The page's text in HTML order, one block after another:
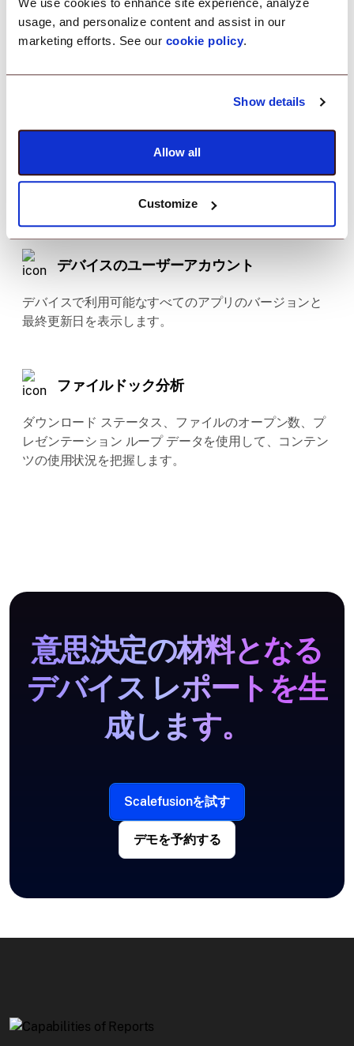
usage, and personalize content and assist in our
marketing efforts. See our cookie policy.
Show details
Allow all
Customize
デバイスの電源オン/オフ
管理対象デバイスおよびグループのデバイス電源オン/
す。
OneIdP アクティビティ
Scalefusion OneIdP 上のすべてのアクティビティをリ
アルタイムで監視します。
デバイスのユーザーアカウント
デバイスで利用可能なすべてのアプリのバージョンと
最終更新日を表示します。
ファイルドック分析
ダウンロード ステータス、ファイルのオープン数、プ
レゼンテーション ループ データを使用して、コンテン
ツの使用状況を把握します。
意思決定の材料となる
デバイス レポートを生
成します。
Scalefusionを試す
デモを予約する